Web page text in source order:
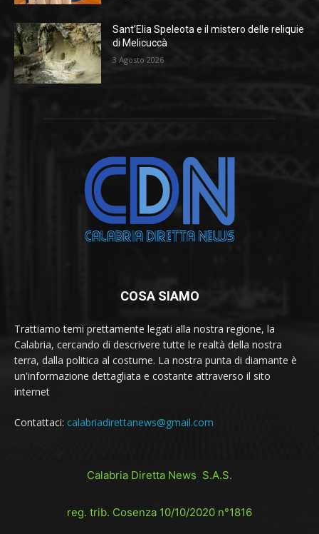
Sant’Elia Speleota e il mistero delle reliquie
di Melicuccà
3 Agosto 2026
COSA SIAMO
Trattiamo temi prettamente legati alla nostra regione, la
Calabria, cercando di descrivere tutte le realtà della nostra
terra, dalla politica al costume. La nostra punta di diamante è
un'informazione dettagliata e costante attraverso il sito
internet
Contattaci: calabriadirettanews@gmail.com
Calabria Diretta News S.A.S.
reg. trib. Cosenza 10/10/2020 n°1816